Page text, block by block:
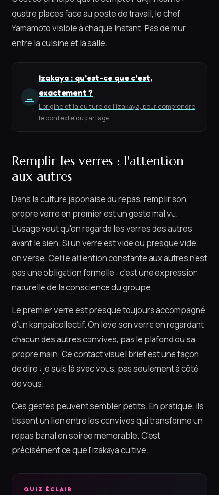
quatre places face au poste de travail, le chef
Yamamoto visible à chaque instant. Pas de mur
entre la cuisine et la salle.
→
Izakaya : qu'est-ce que c'est,
exactement ?
L'origine et la culture de l'izakaya, pour comprendre
le contexte du partage.
Remplir les verres : l'attention
aux autres
Dans la culture japonaise du repas, remplir son
propre verre en premier est un geste mal vu.
L'usage veut qu'on regarde les verres des autres
avant le sien. Si un verre est vide ou presque vide,
on verse. Cette attention constante aux autres n'est
pas une obligation formelle : c'est une expression
naturelle de la conscience du groupe.
Le premier verre est presque toujours accompagné
d'unkanpaicollectif. On lève son verre en regardant
chacun des autres convives, pas le plafond ou sa
propre main. Ce contact visuel brief est une façon
de dire : je suis là avec vous, pas seulement à côté
de vous.
Ces gestes peuvent sembler petits. En pratique, ils
tissent un lien entre les convives qui transforme un
repas banal en soirée mémorable. C'est
précisément ce que l'izakaya cultive.
QUIZ ÉCLAIR